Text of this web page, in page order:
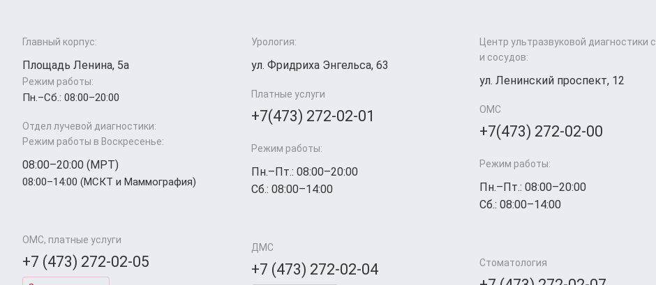
Главный корпус:
Площадь Ленина, 5а
Режим работы:
Пн.–Cб.: 08:00–20:00
Отдел лучевой диагностики:
Режим работы в Воскресенье:
08:00–20:00 (МРТ)
08:00–14:00 (МСКТ и Маммография)
ОМС, платные услуги
+7 (473) 272-02-05
Урология:
ул. Фридриха Энгельса, 63
Платные услуги
+7(473) 272-02-01
Режим работы:
Пн.–Пт.: 08:00–20:00
Сб.: 08:00–14:00
ДМС
+7 (473) 272-02-04
Центр ультразвуковой диагностики
и сосудов:
ул. Ленинский проспект, 12
ОМС
+7(473) 272-02-00
Режим работы:
Пн.–Пт.: 08:00–20:00
Сб.: 08:00–14:00
Стоматология